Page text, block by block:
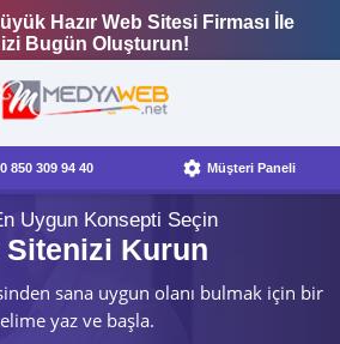
Hazır Web Sitesi Firması İle
Bugün Oluşturun!
850 309 94 40 Müşteri Paneli
Uygun Konsepti Seçin
Sitenizi Kurun
sana uygun olanı bulmak için bir
yaz ve başla.